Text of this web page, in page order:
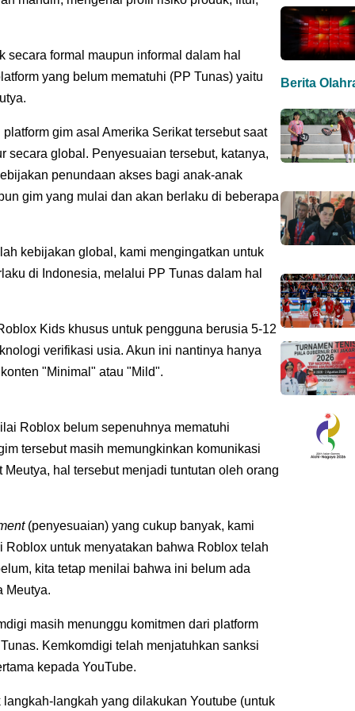
formal maupun informal dalam hal
yang belum mematuhi (PP Tunas) yaitu
gim asal Amerika Serikat tersebut saat
secara global. Penyesuaian tersebut, katanya,
penundaan akses bagi anak-anak
gim yang mulai dan akan berlaku di beberapa
kebijakan global, kami mengingatkan untuk
di Indonesia, melalui PP Tunas dalam hal
Kids khusus untuk pengguna berusia 5-12
verifikasi usia. Akun ini nantinya hanya
"Minimal" atau "Mild".
Roblox belum sepenuhnya mematuhi
tersebut masih memungkinkan komunikasi
hal tersebut menjadi tuntutan oleh orang
(penyesuaian) yang cukup banyak, kami
untuk menyatakan bahwa Roblox telah
kita tetap menilai bahwa ini belum ada
Meutya.
masih menunggu komitmen dari platform
Kemkomdigi telah menjatuhkan sanksi
kepada YouTube.
langkah yang dilakukan Youtube (untuk
Berita